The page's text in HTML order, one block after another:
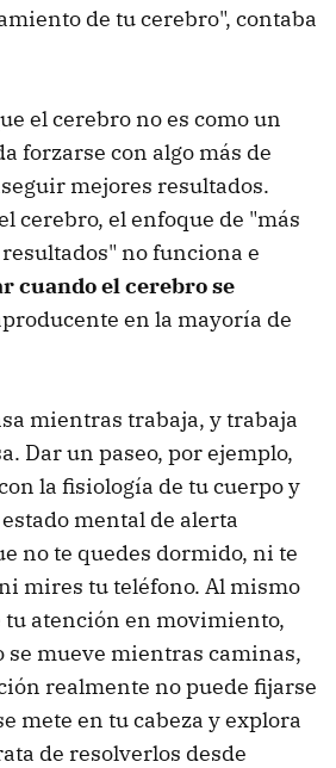
de tu cerebro", contaba
el cerebro no es como un
forzarse con algo más de
mejores resultados.
cerebro, el enfoque de "más
no funciona e
cuando el cerebro se
en la mayoría de
mientras trabaja, y trabaja
Dar un paseo, por ejemplo,
la fisiología de tu cuerpo y
mental de alerta
no te quedes dormido, ni te
mires tu teléfono. Al mismo
atención en movimiento,
mueve mientras caminas,
realmente no puede fijarse
mete en tu cabeza y explora
de resolverlos desde